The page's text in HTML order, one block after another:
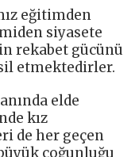
eğitimden
siyasete
rekabet gücünü
etmektedirler.
elde
kız
de her geçen
çoğunluğu